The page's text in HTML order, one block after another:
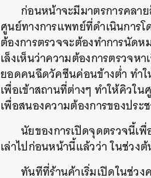
ก่อนหน้าจะมีมาตรการคลา
ศูนย์ทางการแพทย์ที่ดำเนินการ
ต้องการตรวจจะต้องทำการนัด
เล็งเห็นว่าความต้องการตรวจห
ยอดคนฉีดวัคซีนค่อนข้างต่ำ ทำ
เพื่อเข้าสถานที่ต่างๆ ทำให้คิวใ
เพื่อสนองความต้องการของประ
นัยของการเปิดจุดตรวจนี้เ
เล่าไปก่อนหน้านี้แล้วว่า ในช่ว
ทันทีที่ร้านค้าเริ่มเปิดในช่ว